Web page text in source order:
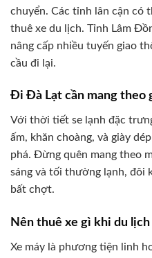
chuyển. Các tỉnh lân cận có
thuê xe du lịch. Tỉnh Lâm
nâng cấp nhiều tuyến giao
cầu đi lại.
Đi Đà Lạt cần mang theo
Với thời tiết se lạnh đặc
ấm, khăn choàng, và giày
phá. Đừng quên mang theo
sáng và tối thường lạnh, đôi
bất chợt.
Nên thuê xe gì khi du
Xe máy là phương tiện linh